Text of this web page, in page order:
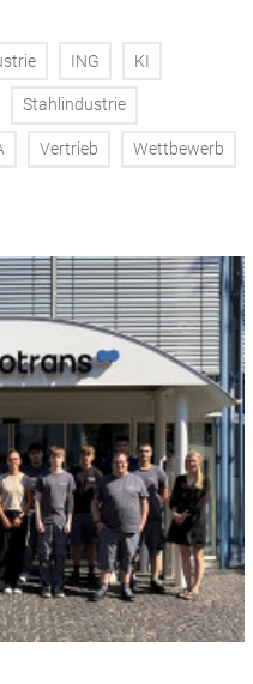
ING KI
Stahlindustrie
Vertrieb Wettbewerb